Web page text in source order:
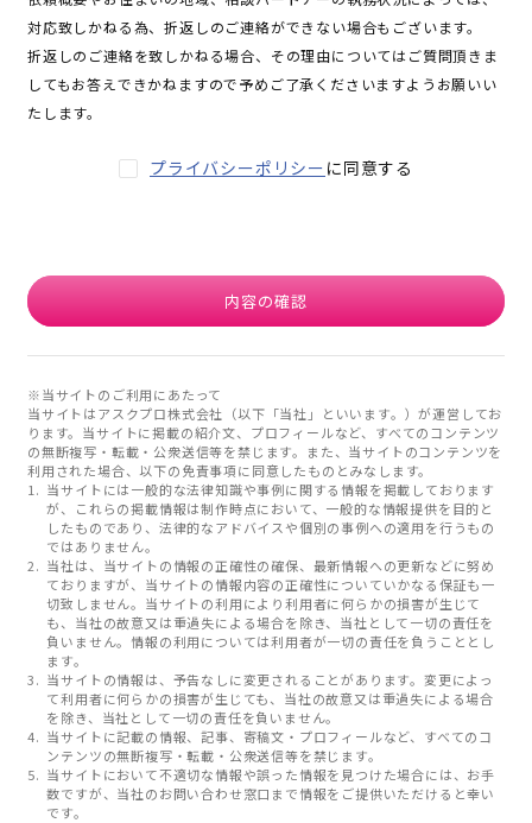
対応致しかねる為、折返しのご連絡ができない場合もございます。
折返しのご連絡を致しかねる場合、その理由についてはご質問頂きま
してもお答えできかねますので予めご了承くださいますようお願いい
たします。
プライバシーポリシー に同意する
内容の確認
※当サイトのご利用にあたって
当サイトはアスクプロ株式会社（以下「当社」といいます。）が運営してお
ります。当サイトに掲載の紹介文、プロフィールなど、すべてのコンテンツ
の無断複写・転載・公衆送信等を禁じます。また、当サイトのコンテンツを
利用された場合、以下の免責事項に同意したものとみなします。
当サイトには一般的な法律知識や事例に関する情報を掲載しております
が、これらの掲載情報は制作時点において、一般的な情報提供を目的と
したものであり、法律的なアドバイスや個別の事例への適用を行うもの
ではありません。
当社は、当サイトの情報の正確性の確保、最新情報への更新などに努め
ておりますが、当サイトの情報内容の正確性についていかなる保証も一
切致しません。当サイトの利用により利用者に何らかの損害が生じて
も、当社の故意又は重過失による場合を除き、当社として一切の責任を
負いません。情報の利用については利用者が一切の責任を負うこととし
ます。
当サイトの情報は、予告なしに変更されることがあります。変更によっ
て利用者に何らかの損害が生じても、当社の故意又は重過失による場合
を除き、当社として一切の責任を負いません。
当サイトに記載の情報、記事、寄稿文・プロフィールなど、すべてのコ
ンテンツの無断複写・転載・公衆送信等を禁じます。
当サイトにおいて不適切な情報や誤った情報を見つけた場合には、お手
数ですが、当社のお問い合わせ窓口まで情報をご提供いただけると幸い
です。